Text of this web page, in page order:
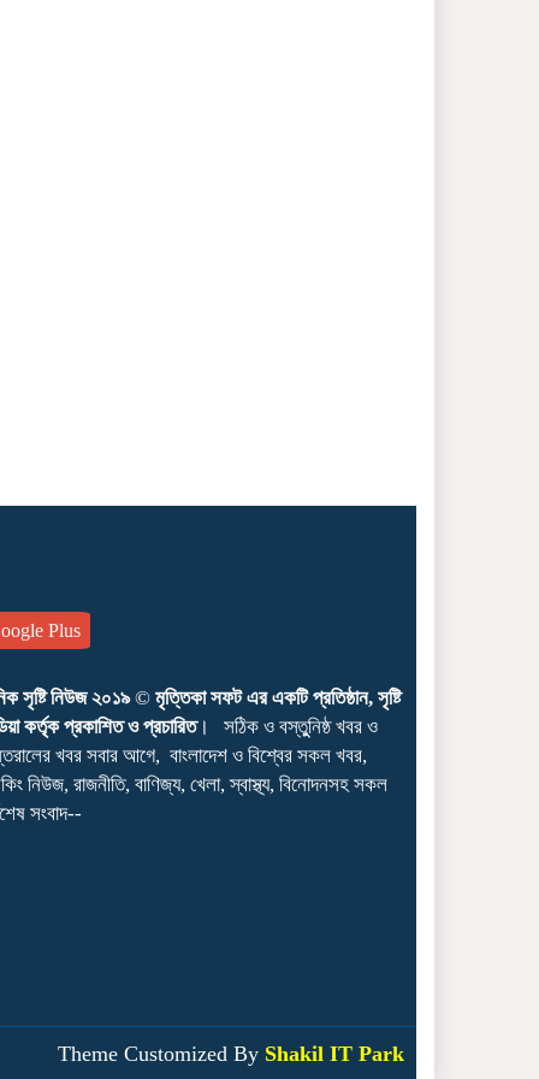
Plus
সৃষ্টি নিউজ ২০১৯©মৃত্তিকা সফট এর একটি প্রতিষ্ঠান, সৃষ্টি
কর্তৃক প্রকাশিত ও প্রচারিত। সঠিক ও বস্তুুনিষ্ঠ খবর ও
খবর সবার আগে, বাংলাদেশ ও বিশ্বের সকল খবর,
নিউজ, রাজনীতি, বাণিজ্য, খেলা, স্বাস্থ্য, বিনোদনসহ সকল
সংবাদ--
Theme Customized By Shakil IT Park